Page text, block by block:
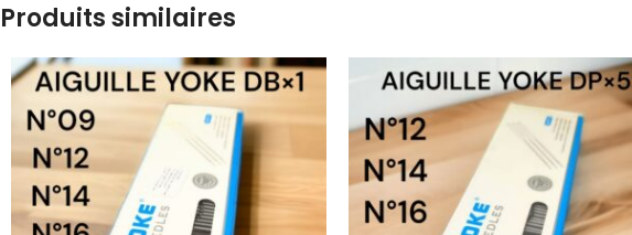
Produits similaires